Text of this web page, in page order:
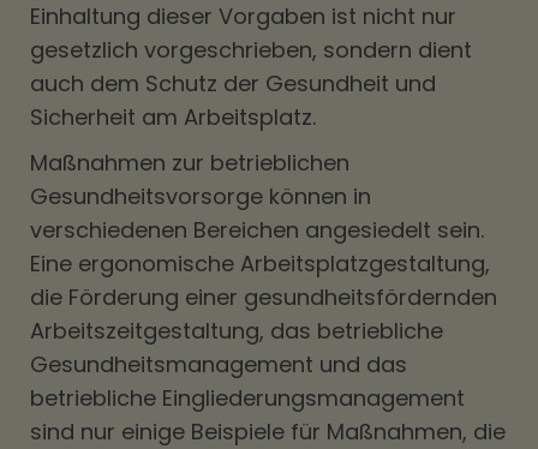
Einhaltung dieser Vorgaben ist nicht nur
gesetzlich vorgeschrieben, sondern dient
auch dem Schutz der Gesundheit und
Sicherheit am Arbeitsplatz.
Maßnahmen zur betrieblichen
Gesundheitsvorsorge können in
verschiedenen Bereichen angesiedelt sein.
Eine ergonomische Arbeitsplatzgestaltung,
die Förderung einer gesundheitsfördernden
Arbeitszeitgestaltung, das betriebliche
Gesundheitsmanagement und das
betriebliche Eingliederungsmanagement
sind nur einige Beispiele für Maßnahmen, die